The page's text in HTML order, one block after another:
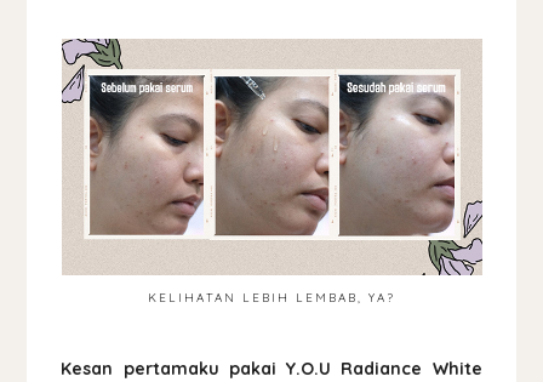
KELIHATAN LEBIH LEMBAB, YA?
Kesan pertamaku pakai Y.O.U Radiance White